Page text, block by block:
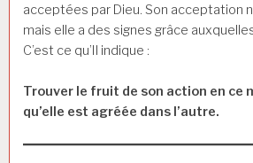
acceptées par Dieu. Son acceptation
mais elle a des signes grâce
C’est ce qu’Il indique :
Trouver le fruit de son action en ce
qu’elle est agréée dans l’autre.